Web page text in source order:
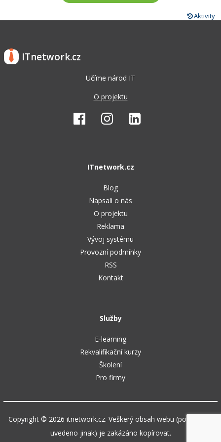
Aktivity
ITnetwork.cz
Učíme národ IT
O projektu
ITnetwork.cz
Blog
Napsali o nás
O projektu
Reklama
Vývoj systému
Provozní podmínky
RSS
Kontakt
Služby
E-learning
Rekvalifikační kurzy
Školení
Pro firmy
Copyright © 2026 itnetwork.cz. Veškerý obsah webu (pokud není
uvedeno jinak) je zakázáno kopírovat.